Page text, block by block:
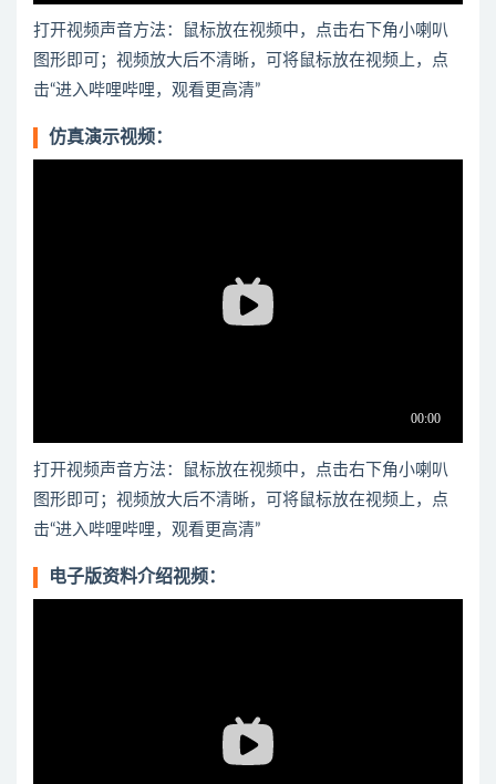
打开视频声音方法：鼠标放在视频中，点击右下角小喇叭
图形即可；视频放大后不清晰，可将鼠标放在视频上，点
击“进入哔哩哔哩，观看更高清”
仿真演示视频：
打开视频声音方法：鼠标放在视频中，点击右下角小喇叭
图形即可；视频放大后不清晰，可将鼠标放在视频上，点
击“进入哔哩哔哩，观看更高清”
电子版资料介绍视频：